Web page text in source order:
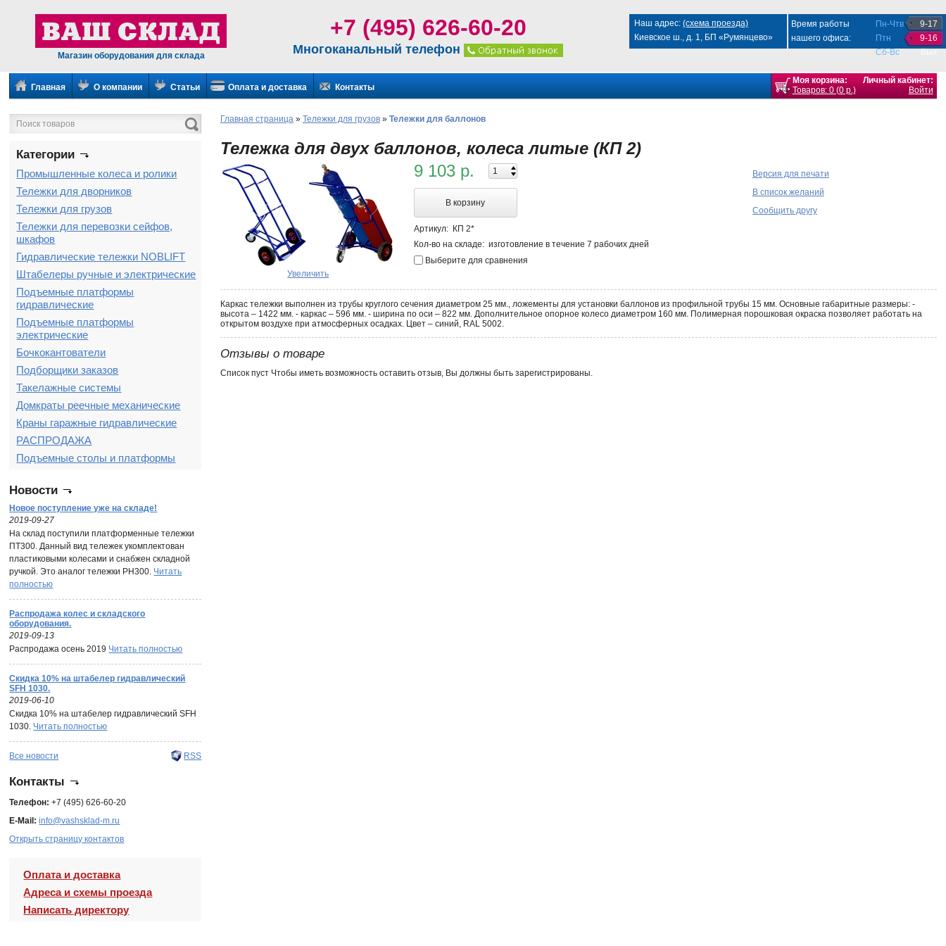
Магазин оборудования для склада
+7 (495) 626-60-20
Многоканальный телефон
Время работы
нашего офиса:
Пн-Чтв
Птн
Сб-Вс
9-17
9-16
Наш адрес: (схема проезда)
Киевское ш., д. 1, БП «Румянцево»
Главная О компании Статьи Оплата и доставка Контакты
Моя корзина:
Товаров: 0 (0 р.)
Личный кабинет:
Войти
Категории
Промышленные колеса и ролики
Тележки для дворников
Тележки для грузов
Тележки для перевозки сейфов,
шкафов
Гидравлические тележки NOBLIFT
Штабелеры ручные и электрические
Подъемные платформы
гидравлические
Подъемные платформы
электрические
Бочкокантователи
Подборщики заказов
Такелажные системы
Домкраты реечные механические
Краны гаражные гидравлические
РАСПРОДАЖА
Подъемные столы и платформы
Новости
Новое поступление уже на складе!
2019-09-27
На склад поступили платформенные тележки
ПТ300. Данный вид тележек укомплектован
пластиковыми колесами и снабжен складной
ручкой. Это аналог тележки PH300. Читать
полностью
Распродажа колес и складского
оборудования.
2019-09-13
Распродажа осень 2019 Читать полностью
Скидка 10% на штабелер гидравлический
SFH 1030.
2019-06-10
Скидка 10% на штабелер гидравлический SFH
1030. Читать полностью
Все новости RSS
Контакты
Телефон: +7 (495) 626-60-20
E-Mail: info@vashsklad-m.ru
Открыть страницу контактов
Оплата и доставка
Адреса и схемы проезда
Написать директору
Главная страница » Тележки для грузов » Тележки для баллонов
Тележка для двух баллонов, колеса литые (КП 2)
Увеличить
9 103 р.
В корзину
Артикул: КП 2*
Кол-во на складе: изготовление в течение 7 рабочих дней
Выберите для сравнения
Версия для печати
В список желаний
Сообщить другу
Каркас тележки выполнен из трубы круглого сечения диаметром 25 мм., ложементы для установки баллонов из профильной трубы 15 мм. Основные габаритные размеры: -
высота – 1422 мм. - каркас – 596 мм. - ширина по оси – 822 мм. Дополнительное опорное колесо диаметром 160 мм. Полимерная порошковая окраска позволяет работать на
открытом воздухе при атмосферных осадках. Цвет – синий, RAL 5002.
Отзывы о товаре
Список пуст Чтобы иметь возможность оставить отзыв, Вы должны быть зарегистрированы.